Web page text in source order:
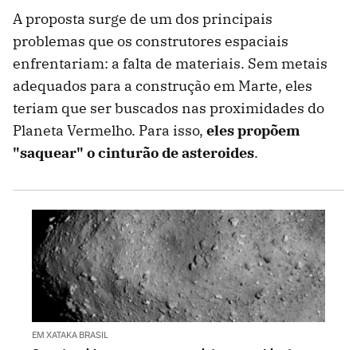
A proposta surge de um dos principais
problemas que os construtores espaciais
enfrentariam: a falta de materiais. Sem metais
adequados para a construção em Marte, eles
teriam que ser buscados nas proximidades do
Planeta Vermelho. Para isso, eles propõem
"saquear" o cinturão de asteroides.
EM XATAKA BRASIL